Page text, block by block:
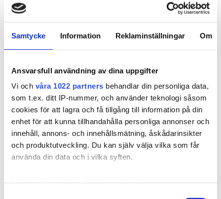
Samtycke Information Reklaminställningar Om
Ansvarsfull användning av dina uppgifter
Vi och våra 1022 partners behandlar din personliga data,
som t.ex. ditt IP-nummer, och använder teknologi såsom
cookies för att lagra och få tillgång till information på din
enhet för att kunna tillhandahålla personliga annonser och
innehåll, annons- och innehållsmätning, åskådarinsikter
och produktutveckling. Du kan själv välja vilka som får
använda din data och i vilka syften.
810020
Poze Repair & Rebuild Shampoo - 250ml
Poze Repair & Rebuild Shampoo är ett lyxigt och krämigt
schampo med mild ...
199,00 kr